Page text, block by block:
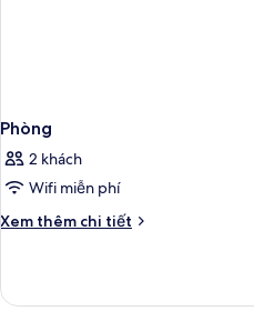
Phòng
2 khách
Wifi miễn phí
Xem thêm chi tiết
Chi
Phòng